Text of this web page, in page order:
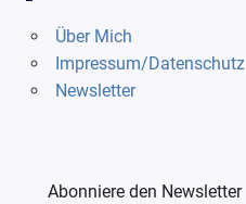
Über Mich
Impressum/Datenschutz
Newsletter
Abonniere den Newsletter